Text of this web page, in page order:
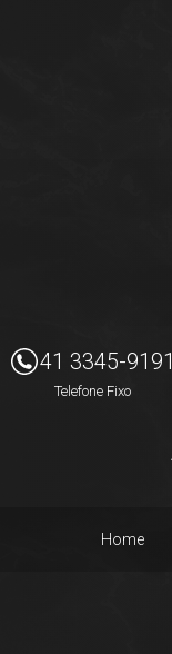
41 3345-9191
Telefone Fixo
Home